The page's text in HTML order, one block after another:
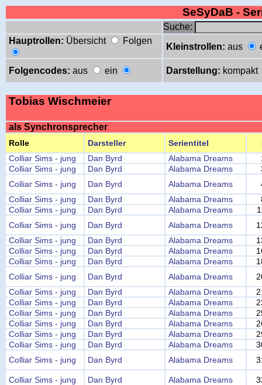
SeSyDaB -
Suche:
Hauptrollen: Übersicht Folgen
Kleinstrollen: aus
Folgencodes: aus ein Darstellung: kompakt
Tobias Wischmeier
als Synchronsprecher
Rolle Darsteller Serientitel
Colliar Sims - jung
Dan Byrd Alabama Dreams
Colliar Sims - jung
Dan Byrd Alabama Dreams
Colliar Sims - jung
Dan Byrd Alabama Dreams
Colliar Sims - jung
Dan Byrd Alabama Dreams
Colliar Sims - jung
Dan Byrd Alabama Dreams
Colliar Sims - jung
Dan Byrd Alabama Dreams
Colliar Sims - jung
Dan Byrd Alabama Dreams
Colliar Sims - jung
Dan Byrd Alabama Dreams
Colliar Sims - jung
Dan Byrd Alabama Dreams
Colliar Sims - jung
Dan Byrd Alabama Dreams
Colliar Sims - jung
Dan Byrd Alabama Dreams
Colliar Sims - jung
Dan Byrd Alabama Dreams
Colliar Sims - jung
Dan Byrd Alabama Dreams
Colliar Sims - jung
Dan Byrd Alabama Dreams
Colliar Sims - jung
Dan Byrd Alabama Dreams
Colliar Sims - jung
Dan Byrd Alabama Dreams
Colliar Sims - jung
Dan Byrd Alabama Dreams
Colliar Sims - jung Dan Byrd Alabama Dreams